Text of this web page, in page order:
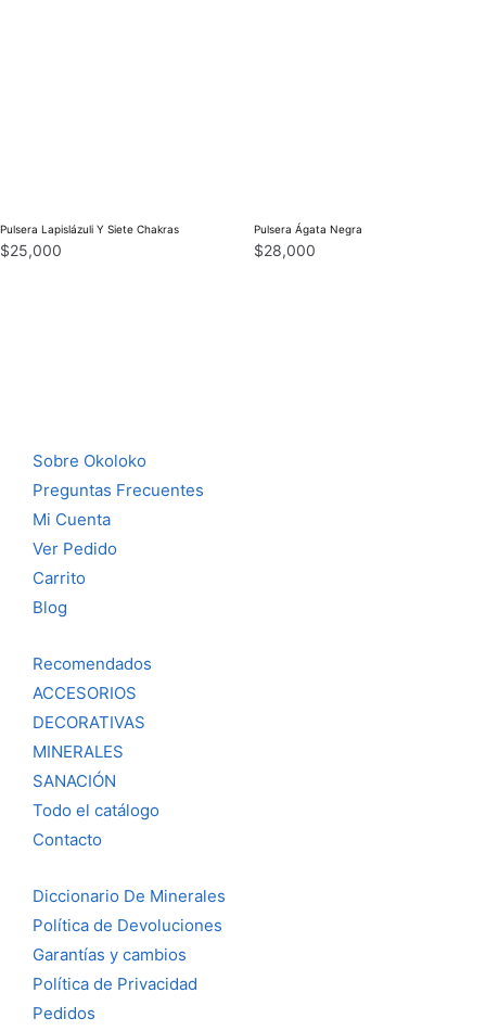
Pulsera Lapislázuli Y Siete Chakras
$25,000
Pulsera Ágata Negra
$28,000
Sobre Okoloko
Preguntas Frecuentes
Mi Cuenta
Ver Pedido
Carrito
Blog
Recomendados
ACCESORIOS
DECORATIVAS
MINERALES
SANACIÓN
Todo el catálogo
Contacto
Diccionario De Minerales
Política de Devoluciones
Garantías y cambios
Política de Privacidad
Pedidos